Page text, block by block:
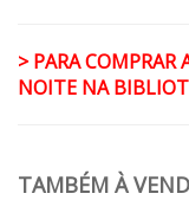
> PARA COMPRAR
NOITE NA
TAMBÉM À